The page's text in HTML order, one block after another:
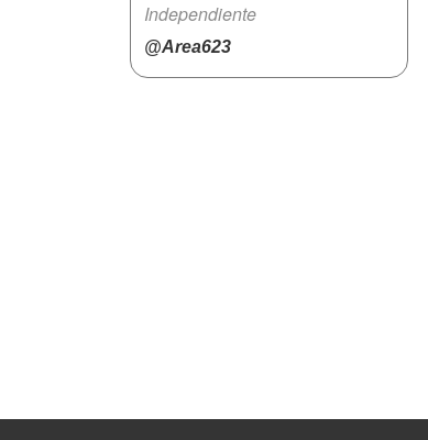
Independiente
@Area623